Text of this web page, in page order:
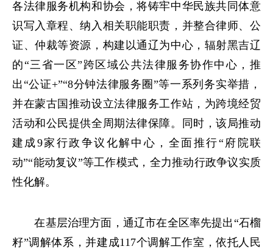
各法律服务机构和协会，将铸牢中华民族共同体意
识写入章程、纳入相关职能职责，并整合律师、公
证、仲裁等资源，构建以通辽为中心，辐射黑吉辽
的“三省一区”跨区域公共法律服务协作中心，推
出“公证+”“8分钟法律服务圈”等一系列务实举措，
并在蒙古国推动设立法律服务工作站，为跨境经贸
活动和公民提供全周期法律保障。同时，该局推动
建成9家行政争议化解中心，全面推行“府院联
动”“能动复议”等工作模式，全力推动行政争议实质
性化解。
在基层治理方面，通辽市在全区率先提出“石榴
籽”调解体系，并建成117个调解工作室，依托人民